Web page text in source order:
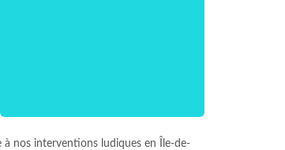
à nos interventions ludiques en Île-de-